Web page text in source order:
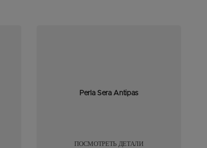
Perla Sera Antipas
ПОСМОТРЕТЬ ДЕТАЛИ